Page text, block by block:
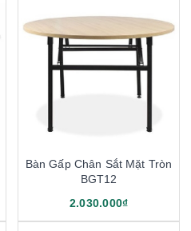
Bàn Gấp Chân Sắt Mặt Tròn
BGT12
2.030.000₫